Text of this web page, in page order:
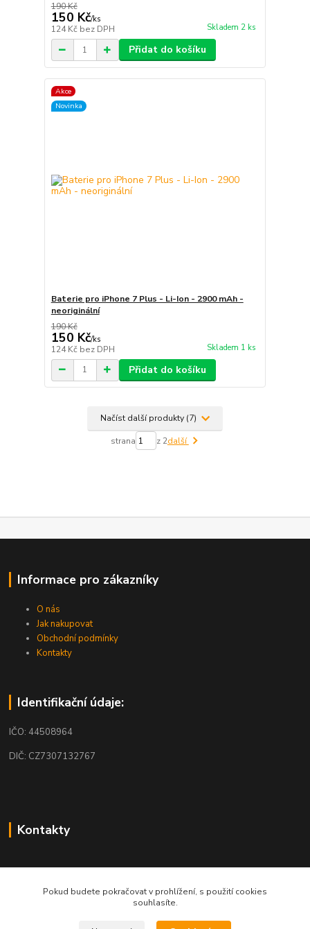
190 Kč
150 Kč/ks
124 Kč bez DPH Skladem 2 ks
Přidat do košíku
Akce
Novinka
Baterie pro iPhone 7 Plus - Li-Ion - 2900 mAh -
neoriginální
190 Kč
150 Kč/ks
124 Kč bez DPH Skladem 1 ks
Přidat do košíku
Načíst další produkty (7)
strana z 2další
Informace pro zákazníky
O nás
Jak nakupovat
Obchodní podmínky
Kontakty
Identifikační údaje:
IČO: 44508964
DIČ: CZ7307132767
Kontakty
obchod@mobilkosmos.cz
Pokud budete pokračovat v prohlížení, s použití cookies
souhlasíte.